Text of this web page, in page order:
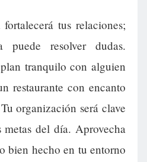
tus relaciones;
puede resolver dudas.
tranquilo con alguien
restaurante con encanto
Tu organización será clave
del día. Aprovecha
bien hecho en tu entorno